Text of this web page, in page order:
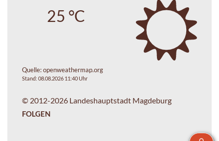
25 °C
Quelle:openweathermap.org
Stand: 08.08.2026 11:40 Uhr
© 2012-2026 Landeshauptstadt Magdeburg
FOLGEN